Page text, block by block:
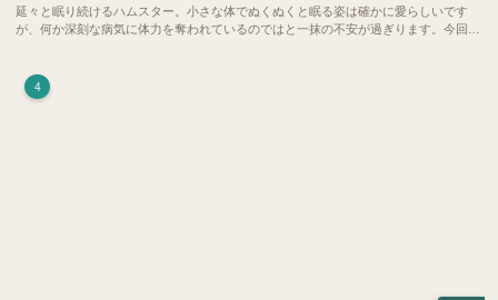
延々と眠り続けるハムスター。小さな体でぬくぬくと眠る姿は確かに愛らしいです
が、何か深刻な病気に体力を奪われているのではと一抹の不安が過ぎります。今回
4